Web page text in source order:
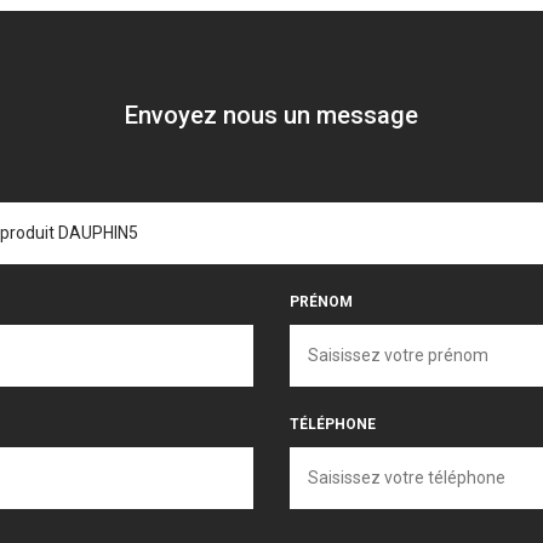
Envoyez nous un message
PRÉNOM
TÉLÉPHONE